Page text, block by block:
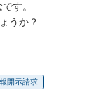
す。
うか？
開示請求